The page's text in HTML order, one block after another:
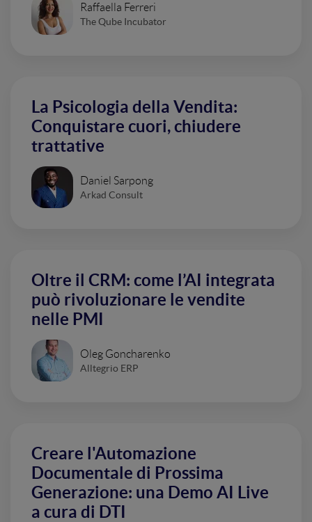
Raffaella Ferreri
The Qube Incubator
La Psicologia della Vendita:
Conquistare cuori, chiudere
trattative
Daniel Sarpong
Arkad Consult
Oltre il CRM: come l’AI integrata
può rivoluzionare le vendite
nelle PMI
Oleg Goncharenko
Alltegrio ERP
Creare l'Automazione
Documentale di Prossima
Generazione: una Demo AI Live
a cura di DTI